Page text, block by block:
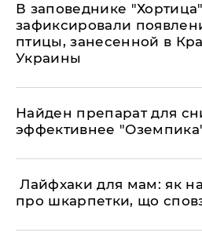
В заповеднике "Хортица"
зафиксировали
птицы, занесенной в
Украины
Найден препарат для
эффективнее
Лайфхаки для мам: як
про шкарпетки, що